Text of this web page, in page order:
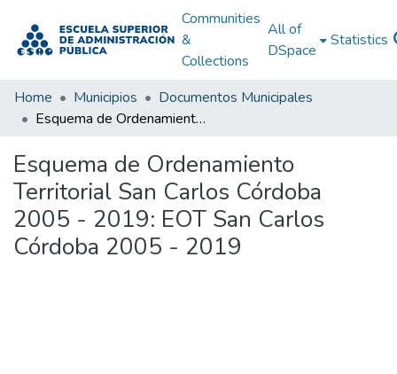
Communities
&
Collections
All of
DSpace
Statistics
Home Municipios
Documentos Municipales
Esquema de Ordenamiento Territorial San Carlos Córdoba 2005 - 2019: EOT San Carlos Córdoba 2005 - 2019
Esquema de Ordenamiento
Territorial San Carlos Córdoba
2005 - 2019: EOT San Carlos
Córdoba 2005 - 2019